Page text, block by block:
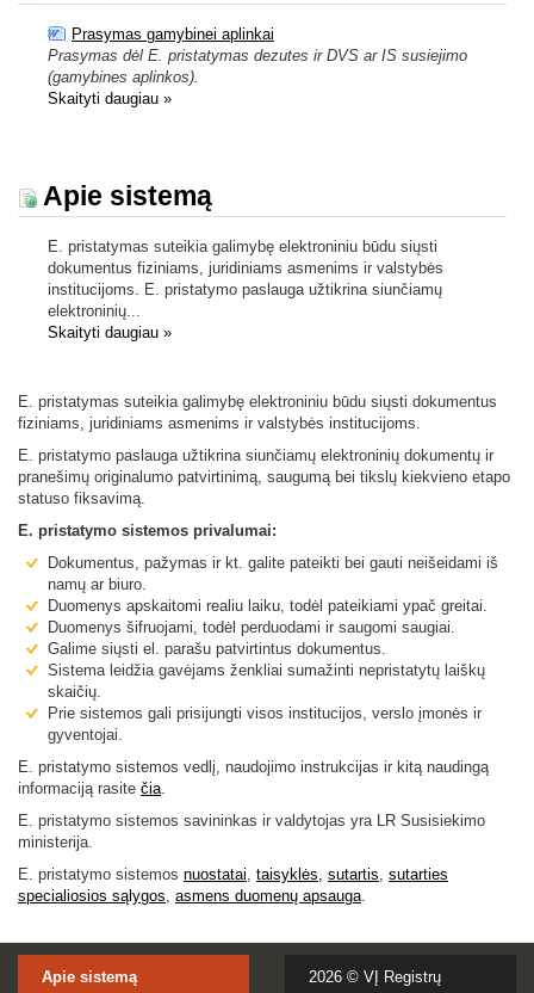
Prasymas gamybinei aplinkai
Prasymas dėl E. pristatymas dezutes ir DVS ar IS susiejimo
(gamybines aplinkos).
Skaityti daugiau »
Apie sistemą
E. pristatymas suteikia galimybę elektroniniu būdu siųsti
dokumentus fiziniams, juridiniams asmenims ir valstybės
institucijoms. E. pristatymo paslauga užtikrina siunčiamų
elektroninių...
Skaityti daugiau »
E. pristatymas suteikia galimybę elektroniniu būdu siųsti dokumentus
fiziniams, juridiniams asmenims ir valstybės institucijoms.
E. pristatymo paslauga užtikrina siunčiamų elektroninių dokumentų ir
pranešimų originalumo patvirtinimą, saugumą bei tikslų kiekvieno etapo
statuso fiksavimą.
E. pristatymo sistemos privalumai:
Dokumentus, pažymas ir kt. galite pateikti bei gauti neišeidami iš
namų ar biuro.
Duomenys apskaitomi realiu laiku, todėl pateikiami ypač greitai.
Duomenys šifruojami, todėl perduodami ir saugomi saugiai.
Galime siųsti el. parašu patvirtintus dokumentus.
Sistema leidžia gavėjams ženkliai sumažinti nepristatytų laiškų
skaičių.
Prie sistemos gali prisijungti visos institucijos, verslo įmonės ir
gyventojai.
E. pristatymo sistemos vedlį, naudojimo instrukcijas ir kitą naudingą
informaciją rasite čia
E. pristatymo sistemos savininkas ir valdytojas yra LR Susisiekimo
ministerija.
E. pristatymo sistemos nuostatai taisyklės, sutartis sutarties
specialiosios sąlygos asmens duomenų apsauga
Apie sistemą 2026 © VĮ Registrų